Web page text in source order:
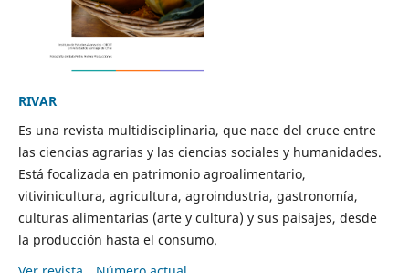
RIVAR
Es una revista multidisciplinaria, que nace del cruce entre
las ciencias agrarias y las ciencias sociales y humanidades.
Está focalizada en patrimonio agroalimentario,
vitivinicultura, agricultura, agroindustria, gastronomía,
culturas alimentarias (arte y cultura) y sus paisajes, desde
la producción hasta el consumo.